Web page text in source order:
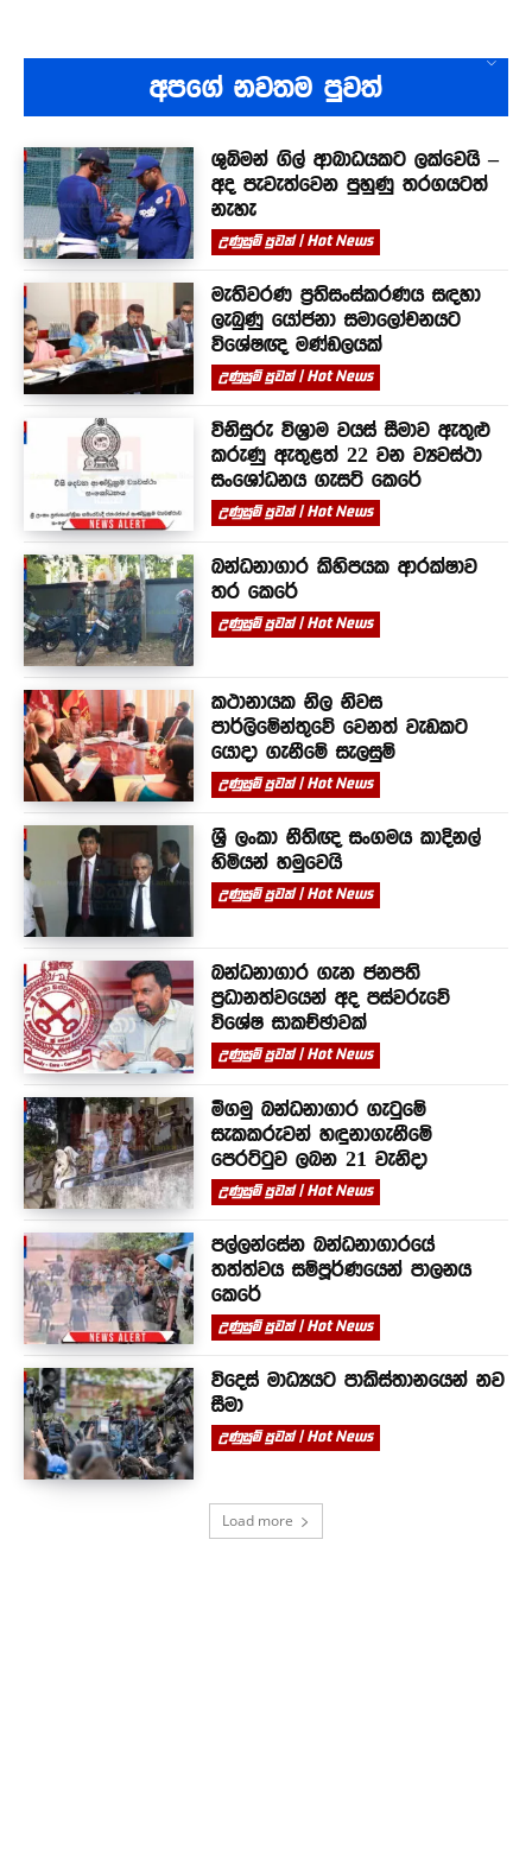
අපගේ නවතම පුවත්
ශුබ්මන් ගිල් ආබාධයකට ලක්වෙයි –
අද පැවැත්වෙන පුහුණු තරගයටත්
නැහැ
උණුසුම් පුවත් | Hot News
මැතිවරණ ප්‍රතිසංස්කරණය සඳහා
ලැබුණු යෝජනා සමාලෝචනයට
විශේෂඥ මණ්ඩලයක්
උණුසුම් පුවත් | Hot News
විනිසුරු විශ්‍රාම වයස් සීමාව ඇතුළු
කරුණු ඇතුළත් 22 වන ව්‍යවස්ථා
සංශෝධනය ගැසට් කෙරේ
උණුසුම් පුවත් | Hot News
බන්ධනාගාර කිහිපයක ආරක්ෂාව
තර කෙරේ
උණුසුම් පුවත් | Hot News
කථානායක නිල නිවස
පාර්ලිමේන්තුවේ වෙනත් වැඩකට
යොදා ගැනීමේ සැලසුම්
උණුසුම් පුවත් | Hot News
ශ්‍රී ලංකා නීතිඥ සංගමය කාදිනල්
හිමියන් හමුවෙයි
උණුසුම් පුවත් | Hot News
බන්ධනාගාර ගැන ජනපති
ප්‍රධානත්වයෙන් අද පස්වරුවේ
විශේෂ සාකච්ඡාවක්
උණුසුම් පුවත් | Hot News
මීගමු බන්ධනාගාර ගැටුමේ
සැකකරුවන් හඳුනාගැනීමේ
පෙරට්ටුව ලබන 21 වැනිදා
උණුසුම් පුවත් | Hot News
පල්ලන්සේන බන්ධනාගාරයේ
තත්ත්වය සම්පූර්ණයෙන් පාලනය
කෙරේ
උණුසුම් පුවත් | Hot News
විදෙස් මාධ්‍යයට පාකිස්තානයෙන් නව
සීමා
උණුසුම් පුවත් | Hot News
Load more